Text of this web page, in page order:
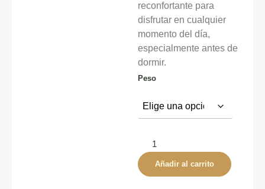
reconfortante para
disfrutar en cualquier
momento del día,
especialmente antes de
dormir.
Peso
Añadir al carrito